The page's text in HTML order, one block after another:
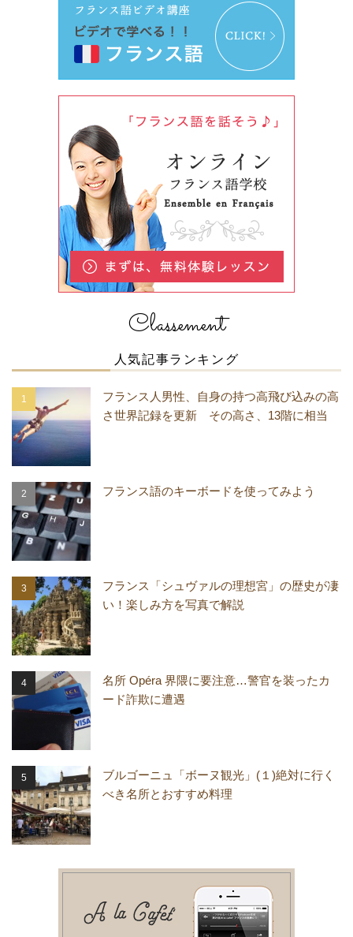
Classement
人気記事ランキング
フランス人男性、自身の持つ高飛び込みの高
さ世界記録を更新 その高さ、13階に相当
フランス語のキーボードを使ってみよう
フランス「シュヴァルの理想宮」の歴史が凄
い！楽しみ方を写真で解説
名所 Opéra 界隈に要注意…警官を装ったカ
ード詐欺に遭遇
ブルゴーニュ「ボーヌ観光」(１)絶対に行く
べき名所とおすすめ料理